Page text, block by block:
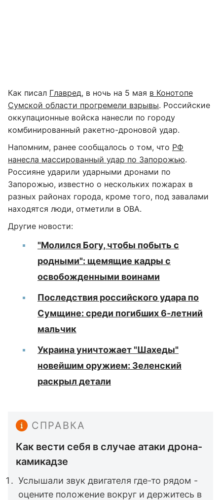
Как писал Главред, в ночь на 5 мая в Конотопе
Сумской области прогремели взрывы. Российские
оккупационные войска нанесли по городу
комбинированный ракетно-дроновой удар.
Напомним, ранее сообщалось о том, что РФ
нанесла массированный удар по Запорожью.
Россияне ударили ударными дронами по
Запорожью, известно о нескольких пожарах в
разных районах города, кроме того, под завалами
находятся люди, отметили в ОВА.
Другие новости:
"Молился Богу, чтобы побыть с
родными": щемящие кадры с
освобожденными воинами
Последствия российского удара по
Сумщине: среди погибших 6-летний
мальчик
Украина уничтожает "Шахеды"
новейшим оружием: Зеленский
раскрыл детали
СПРАВКА
Как вести себя в случае атаки дрона-
камикадзе
Услышали звук двигателя где-то рядом -
оцените положение вокруг и держитесь в